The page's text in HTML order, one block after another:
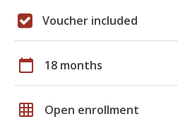
Voucher included
calendar_today 18 months
grid_on Open enrollment